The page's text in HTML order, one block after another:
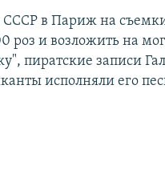
СССР в Париж на
роз и возложить на
пиратские записи
исполняли его